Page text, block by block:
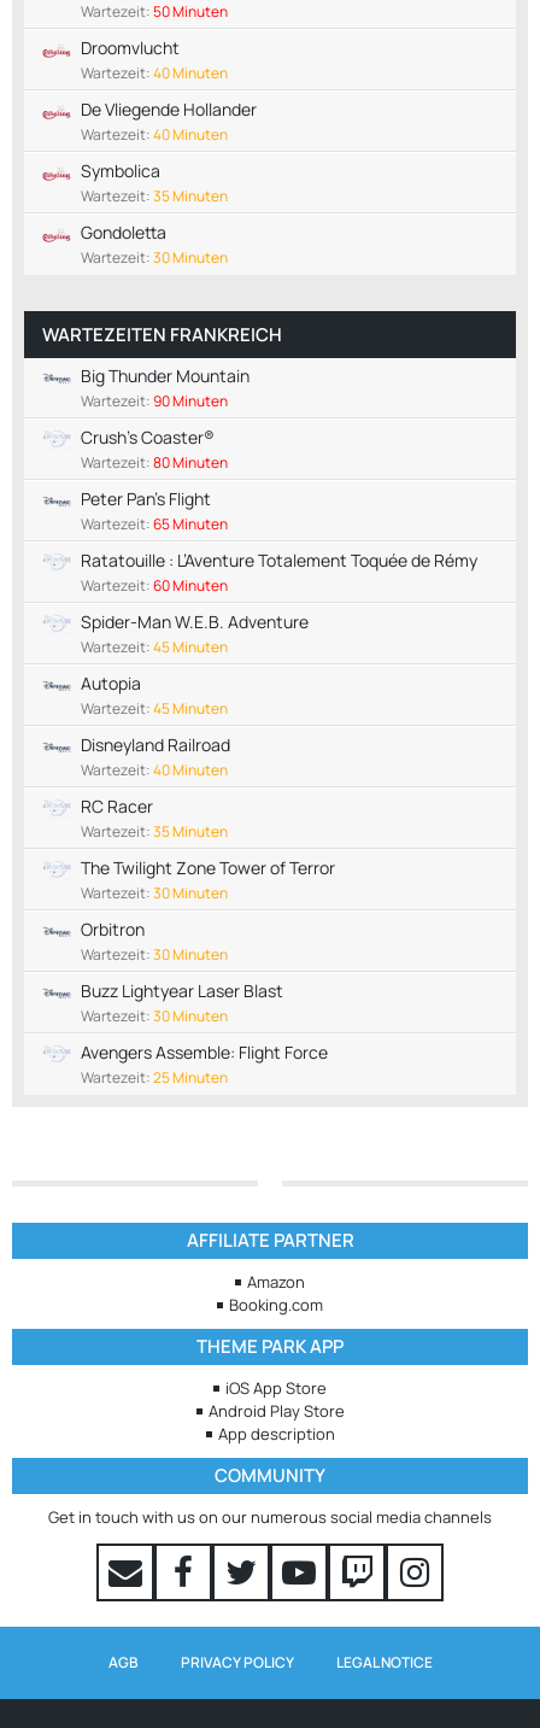
Wartezeit:50 Minuten
Droomvlucht
Wartezeit:40 Minuten
De Vliegende Hollander
Wartezeit:40 Minuten
Symbolica
Wartezeit:35 Minuten
Gondoletta
Wartezeit:30 Minuten
WARTEZEITEN FRANKREICH
Big Thunder Mountain
Wartezeit:90 Minuten
Crush's Coaster®
Wartezeit:80 Minuten
Peter Pan's Flight
Wartezeit:65 Minuten
Ratatouille : L’Aventure Totalement Toquée de Rémy
Wartezeit:60 Minuten
Spider-Man W.E.B. Adventure
Wartezeit:45 Minuten
Autopia
Wartezeit:45 Minuten
Disneyland Railroad
Wartezeit:40 Minuten
RC Racer
Wartezeit:35 Minuten
The Twilight Zone Tower of Terror
Wartezeit:30 Minuten
Orbitron
Wartezeit:30 Minuten
Buzz Lightyear Laser Blast
Wartezeit:30 Minuten
Avengers Assemble: Flight Force
Wartezeit:25 Minuten
AFFILIATE PARTNER
Amazon
Booking.com
THEME PARK APP
iOS App Store
Android Play Store
App description
COMMUNITY
Get in touch with us on our numerous social media channels
AGB PRIVACY POLICY LEGAL NOTICE